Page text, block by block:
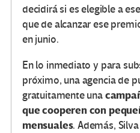
decidirá si es elegible a
que de alcanzar ese
en junio.
En lo inmediato y para
próximo, una agencia de
gratuitamente una
que cooperen con
mensuales. Además,